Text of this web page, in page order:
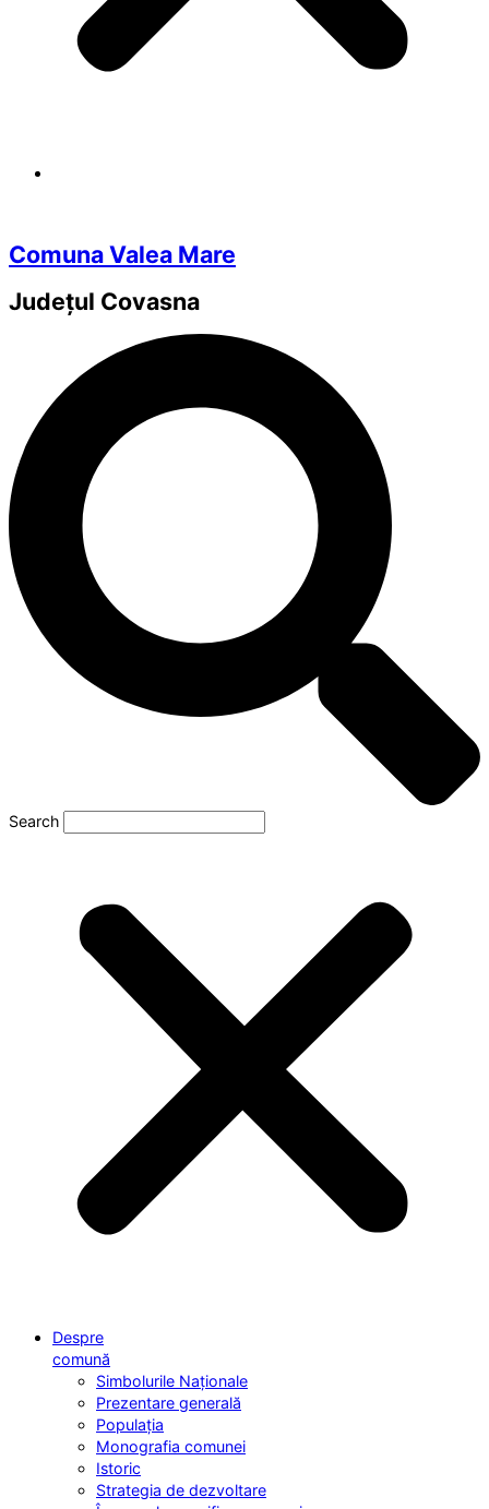
Comuna Valea Mare
Județul Covasna
Search
Despre
comună
Simbolurile Naționale
Prezentare generală
Populația
Monografia comunei
Istoric
Strategia de dezvoltare